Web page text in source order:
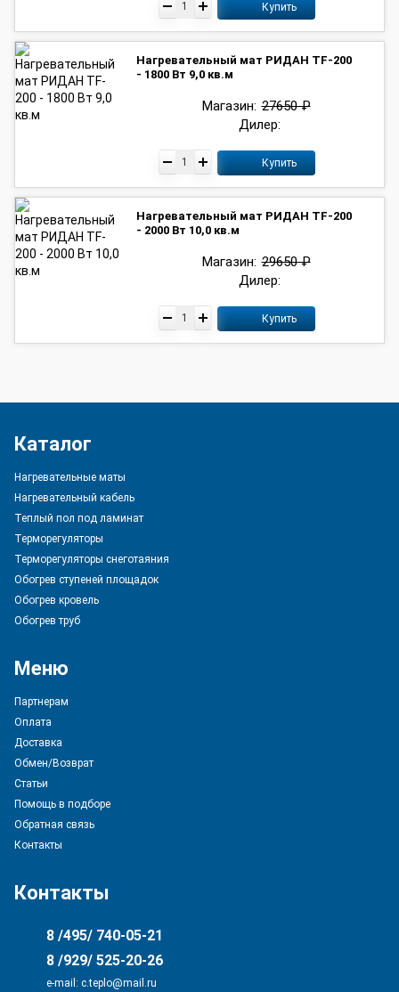
Купить
Нагревательный мат РИДАН TF-200
- 1800 Вт 9,0 кв.м
Дилер:
Магазин: 27650 ₽
Купить
Нагревательный мат РИДАН TF-200
- 2000 Вт 10,0 кв.м
Дилер:
Магазин: 29650 ₽
Купить
Каталог
Нагревательные маты
Нагревательный кабель
Теплый пол под ламинат
Терморегуляторы
Терморегуляторы снеготаяния
Обогрев ступеней площадок
Обогрев кровель
Обогрев труб
Меню
Партнерам
Оплата
Доставка
Обмен/Возврат
Статьи
Помощь в подборе
Обратная связь
Контакты
Контакты
8 /495/ 740-05-21
8 /929/ 525-20-26
e-mail: с.teplo@mail.ru